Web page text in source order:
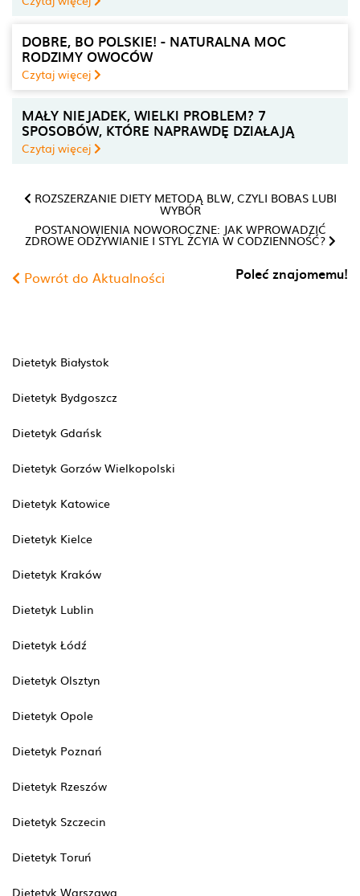
DOBRE, BO POLSKIE! - NATURALNA MOC
RODZIMY OWOCÓW
Czytaj więcej
MAŁY NIEJADEK, WIELKI PROBLEM? 7
SPOSOBÓW, KTÓRE NAPRAWDĘ DZIAŁAJĄ
Czytaj więcej
ROZSZERZANIE DIETY METODĄ BLW, CZYLI BOBAS LUBI
WYBÓR
POSTANOWIENIA NOWOROCZNE: JAK WPROWADZIĆ
ZDROWE ODŻYWIANIE I STYL ŻCYIA W CODZIENNOŚĆ?
Powrót do Aktualności Poleć znajomemu!
Dietetyk Białystok
Dietetyk Bydgoszcz
Dietetyk Gdańsk
Dietetyk Gorzów Wielkopolski
Dietetyk Katowice
Dietetyk Kielce
Dietetyk Kraków
Dietetyk Lublin
Dietetyk Łódź
Dietetyk Olsztyn
Dietetyk Opole
Dietetyk Poznań
Dietetyk Rzeszów
Dietetyk Szczecin
Dietetyk Toruń
Dietetyk Warszawa